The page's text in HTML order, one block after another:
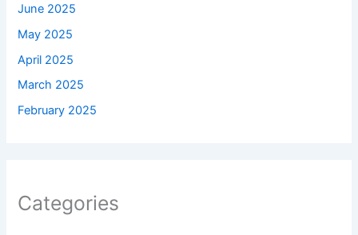
June 2025
May 2025
April 2025
March 2025
February 2025
Categories